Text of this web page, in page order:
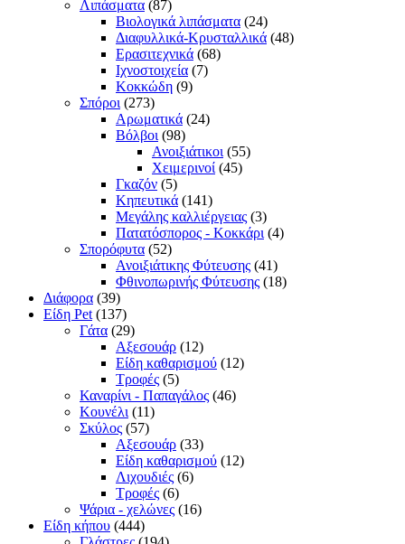
Λιπάσματα (87)
Βιολογικά λιπάσματα (24)
Διαφυλλικά-Κρυσταλλικά (48)
Ερασιτεχνικά (68)
Ιχνοστοιχεία (7)
Κοκκώδη (9)
Σπόροι (273)
Αρωματικά (24)
Βόλβοι (98)
Ανοιξιάτικοι (55)
Χειμερινοί (45)
Γκαζόν (5)
Κηπευτικά (141)
Μεγάλης καλλιέργειας (3)
Πατατόσπορος - Κοκκάρι (4)
Σπορόφυτα (52)
Ανοιξιάτικης Φύτευσης (41)
Φθινοπωρινής Φύτευσης (18)
Διάφορα (39)
Είδη Pet (137)
Γάτα (29)
Αξεσουάρ (12)
Είδη καθαρισμού (12)
Τροφές (5)
Καναρίνι - Παπαγάλος (46)
Κουνέλι (11)
Σκύλος (57)
Αξεσουάρ (33)
Είδη καθαρισμού (12)
Λιχουδιές (6)
Τροφές (6)
Ψάρια - χελώνες (16)
Είδη κήπου (444)